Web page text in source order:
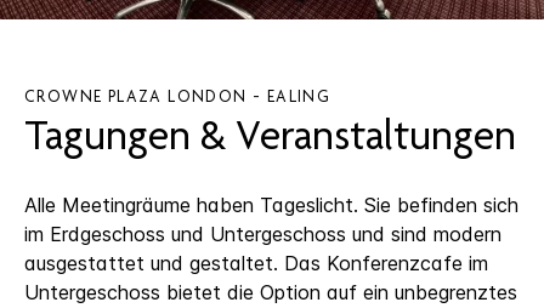
CROWNE PLAZA LONDON - EALING
Tagungen & Veranstaltungen
Alle Meetingräume haben Tageslicht. Sie befinden sich
im Erdgeschoss und Untergeschoss und sind modern
ausgestattet und gestaltet. Das Konferenzcafe im
Untergeschoss bietet die Option auf ein unbegrenztes